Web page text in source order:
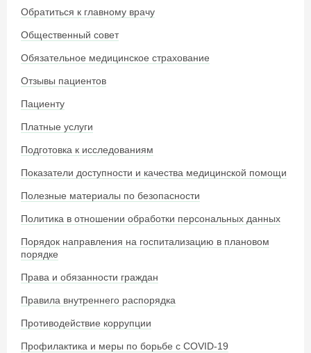
Обратиться к главному врачу
Общественный совет
Обязательное медицинское страхование
Отзывы пациентов
Пациенту
Платные услуги
Подготовка к исследованиям
Показатели доступности и качества медицинской помощи
Полезные материалы по безопасности
Политика в отношении обработки персональных данных
Порядок направления на госпитализацию в плановом
порядке
Права и обязанности граждан
Правила внутреннего распорядка
Противодействие коррупции
Профилактика и меры по борьбе с COVID-19